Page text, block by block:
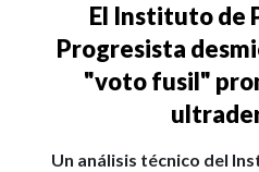
El Instituto de
Progresista
"voto fusil"
Un análisis técnico del